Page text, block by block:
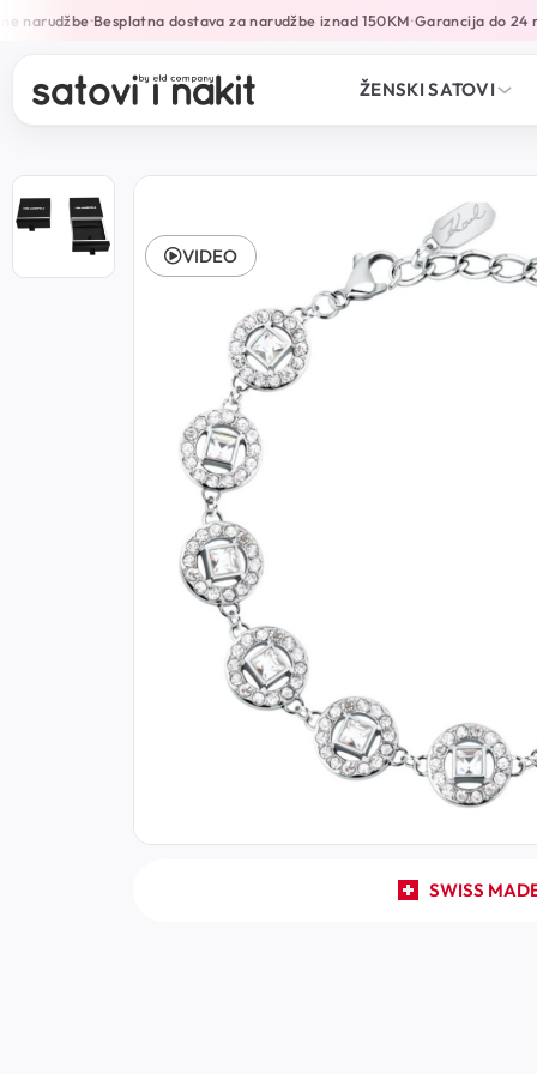
narudžbe•Besplatna dostava za narudžbe iznad 150KM•Garancija do 24
ŽENSKI SATOVI
SWISS
VIDEO